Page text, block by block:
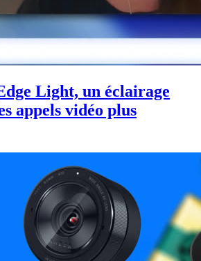
Light, un éclairage
appels vidéo plus